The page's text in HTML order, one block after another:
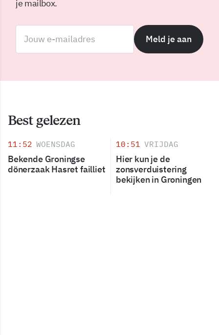
je mailbox.
Meld je aan
Best gelezen
11:52 WOENSDAG
Bekende Groningse
dönerzaak Hasret failliet
10:51 VRIJDAG
Hier kun je de
zonsverduistering
bekijken in Groningen